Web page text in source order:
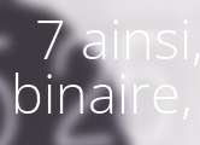
7
binaire,